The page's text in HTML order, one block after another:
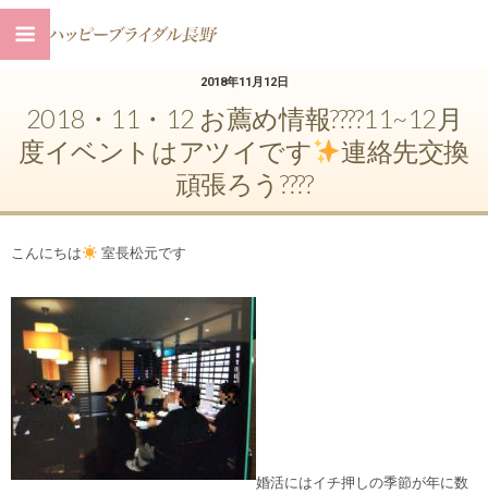
2018年11月12日
2018・11・12 お薦め情報????11~12月
度イベントはアツイです
連絡先交換
頑張ろう????
こんにちは 室長松元です
婚活にはイチ押しの季節が年に数